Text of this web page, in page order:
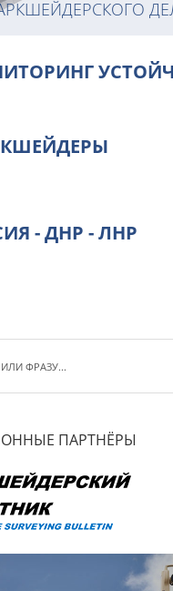
- ДНР - ЛНР
ПАРТНЁРЫ